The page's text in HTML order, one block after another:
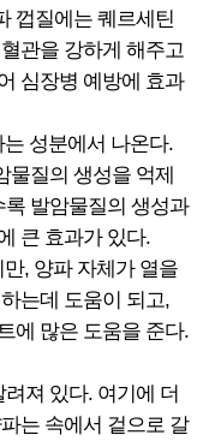
껍질에는 퀘르세틴
관을 강하게 해주고
심장병 예방에 효과
성분에서 나온다.
물질의 생성을 억제
발암물질의 생성과
큰 효과가 있다.
, 양파 자체가 열을
는데 도움이 되고,
에 많은 도움을 준다.
져 있다. 여기에 더
는 속에서 겉으로 갈